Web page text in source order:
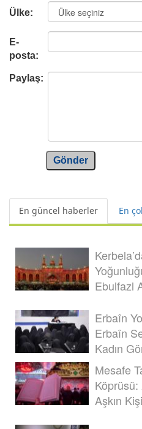
Ülke:
E-
posta:
Paylaş:
Gönder
En güncel haberler En
Ebulfazl
Erbaîn
Erbaîn
Kadın
Mesafe
Aşkın